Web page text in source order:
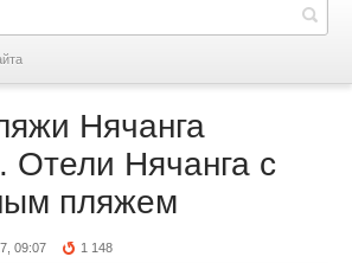
Нячанга
Отели Нячанга с
пляжем
09:07 1 148